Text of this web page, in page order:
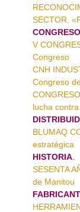
SECTOR.
V
Congreso
CNH
Congreso
lucha
BLUMAQ
estratégica
HISTORIA
SESENTA
de Manitou